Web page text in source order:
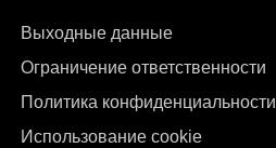
Выходные данные
Ограничение ответственности
Политика конфиденциальности
Использование cookie